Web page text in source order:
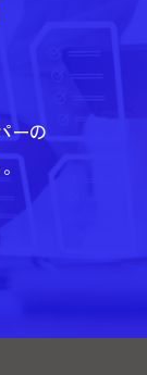
ーの